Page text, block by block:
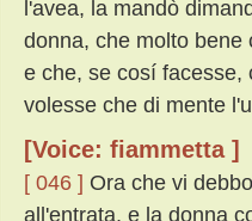
l'avea, la mandò
donna, che molto bene
e che, se cosí facesse,
volesse che di mente
[Voice: fiammetta ]
[ 046 ] Ora che vi
all'entrata, e la donna